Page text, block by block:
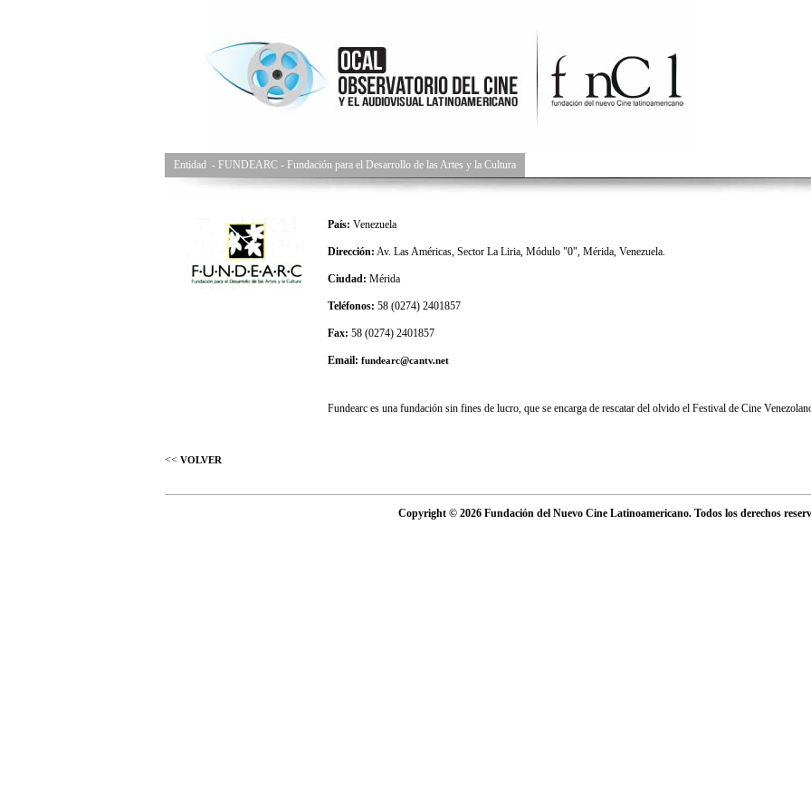
Entidad - FUNDEARC - Fundación para el Desarrollo de las Artes y la Cultura
País: Venezuela
Dirección: Av. Las Américas, Sector La Liria, Módulo "0", Mérida, Venezuela.
Ciudad: Mérida
Teléfonos: 58 (0274) 2401857
Fax: 58 (0274) 2401857
Email: fundearc@cantv.net
Fundearc es una fundación sin fines de lucro, que se encarga de rescatar del olvido el Festival de Cine
<< VOLVER
Copyright © 2026 Fundación del Nuevo Cine Latinoamericano. Todos los derechos